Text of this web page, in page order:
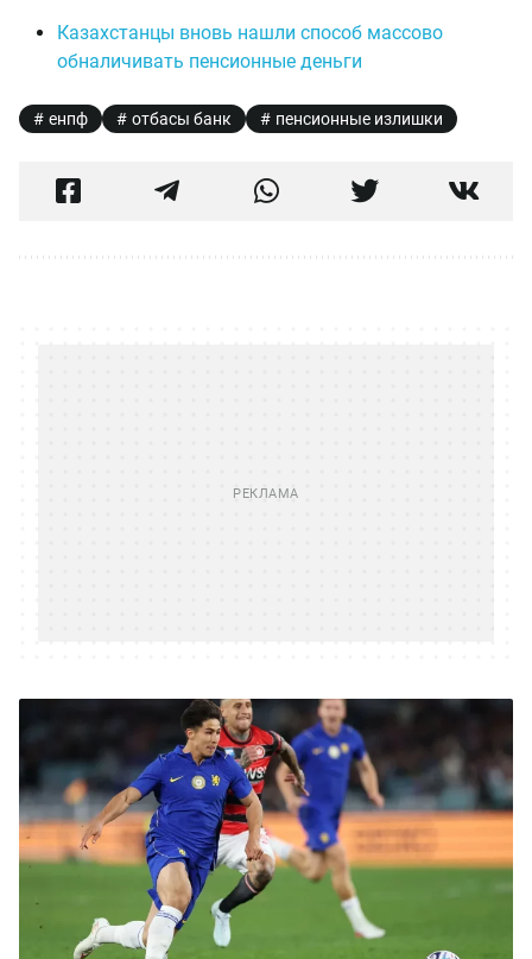
Казахстанцы вновь нашли способ массово
обналичивать пенсионные деньги
енпф отбасы банк пенсионные излишки